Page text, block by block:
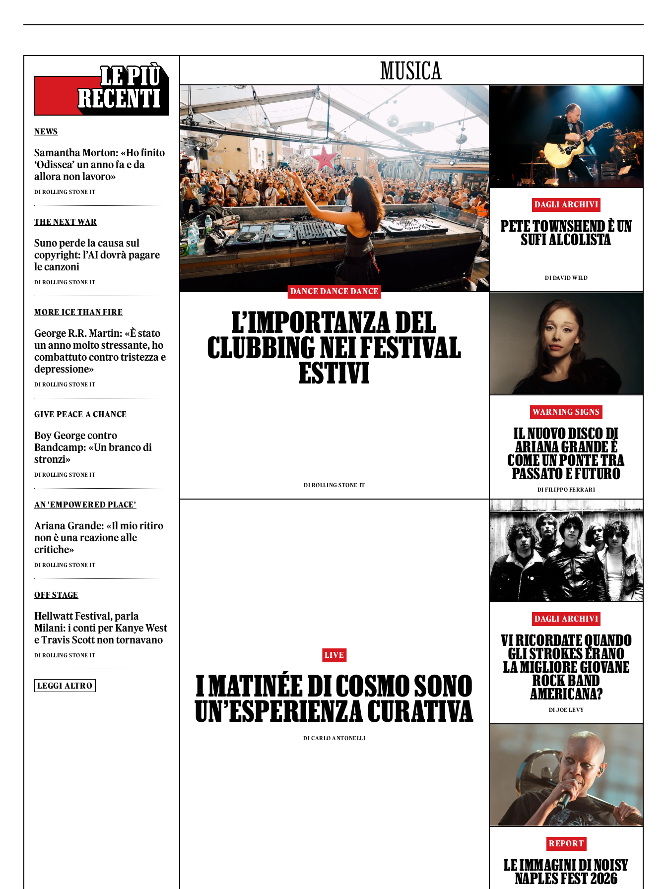
NEWS
Samantha Morton: «Ho finito
‘Odissea’ un anno fa e da
allora non lavoro»
DI ROLLING STONE IT
THE NEXT WAR
Suno perde la causa sul
copyright: l’AI dovrà pagare
le canzoni
DI ROLLING STONE IT
MORE ICE THAN FIRE
George R.R. Martin: «È stato
un anno molto stressante, ho
combattuto contro tristezza e
depressione»
DI ROLLING STONE IT
GIVE PEACE A CHANCE
Boy George contro
Bandcamp: «Un branco di
stronzi»
DI ROLLING STONE IT
AN 'EMPOWERED PLACE'
Ariana Grande: «Il mio ritiro
non è una reazione alle
critiche»
DI ROLLING STONE IT
OFF STAGE
Hellwatt Festival, parla
Milani: i conti per Kanye West
e Travis Scott non tornavano
DI ROLLING STONE IT
LEGGI ALTRO
MUSICA
DANCE DANCE DANCE
L’IMPORTANZA DEL
CLUBBING NEI FESTIVAL
ESTIVI
DI ROLLING STONE IT
DAGLI ARCHIVI
PETE TOWNSHEND È UN
SUFI ALCOLISTA
DI DAVID WILD
WARNING SIGNS
IL NUOVO DISCO DI
ARIANA GRANDE È
COME UN PONTE TRA
PASSATO E FUTURO
DI FILIPPO FERRARI
LIVE
I MATINÉE DI COSMO SONO
UN’ESPERIENZA CURATIVA
DI CARLO ANTONELLI
DAGLI ARCHIVI
VI RICORDATE QUANDO
GLI STROKES ERANO
LA MIGLIORE GIOVANE
ROCK BAND
AMERICANA?
DI JOE LEVY
REPORT
LE IMMAGINI DI NOISY
NAPLES FEST 2026